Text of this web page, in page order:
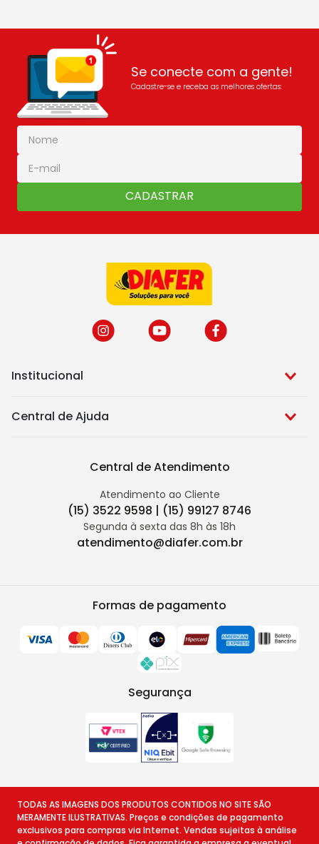
Se conecte com a gente!
Cadastre-se e receba as melhores ofertas:
CADASTRAR
Institucional
Central de Ajuda
Central de Atendimento
Atendimento ao Cliente
(15) 3522 9598 | (15) 99127 8746
Segunda à sexta das 8h às 18h
atendimento@diafer.com.br
Formas de pagamento
Segurança
TODAS AS IMAGENS DOS PRODUTOS CONTIDOS NO SITE SÃO
MERAMENTE ILUSTRATIVAS. Preços e condições de pagamento
exclusivos para compras via Internet. Vendas sujeitas à análise